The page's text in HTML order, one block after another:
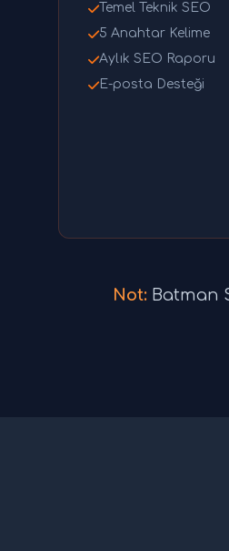
Temel Teknik SEO
5 Anahtar Kelime
Aylık SEO Raporu
E-posta Desteği
Not: Batman